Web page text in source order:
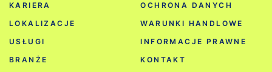
KARIERA
LOKALIZACJE
USŁUGI
BRANŻE
OCHRONA DANYCH
WARUNKI HANDLOWE
INFORMACJE PRAWNE
KONTAKT